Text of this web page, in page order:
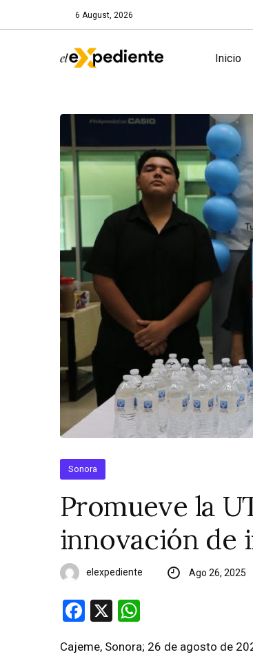
6 August, 2026
Inicio
Sonora
Promueve la
innovación de
elexpediente Ago 26, 2025
Facebook
X
Cajeme, Sonora; 26 de agosto de